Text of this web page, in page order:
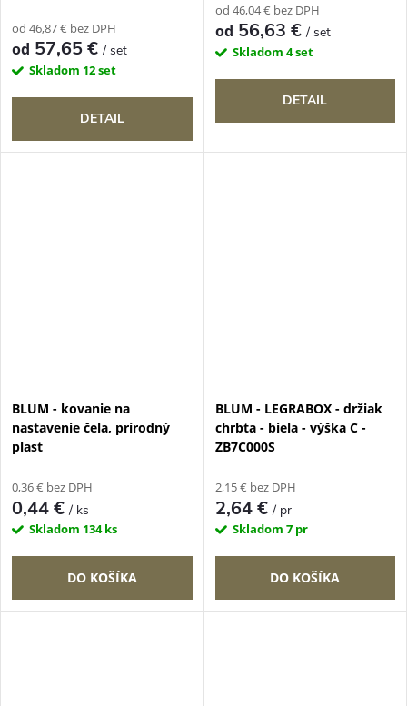
od 46,87 € bez DPH
od 57,65 €/ set
Skladom 12 set
DETAIL
od 46,04 € bez DPH
od 56,63 €/ set
Skladom 4 set
DETAIL
BLUM - kovanie na
nastavenie čela, prírodný
plast
0,36 € bez DPH
0,44 €/ ks
Skladom 134 ks
DO KOŠÍKA
BLUM - LEGRABOX - držiak
chrbta - biela - výška C -
ZB7C000S
2,15 € bez DPH
2,64 €/ pr
Skladom 7 pr
DO KOŠÍKA